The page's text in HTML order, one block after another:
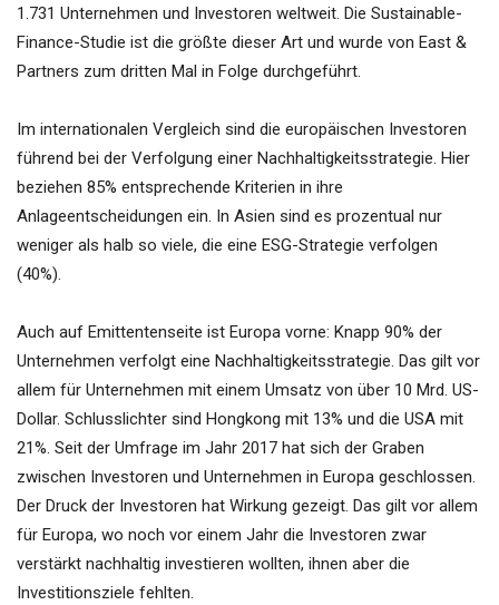
1.731 Unternehmen und Investoren weltweit. Die Sustainable-
Finance-Studie ist die größte dieser Art und wurde von East &
Partners zum dritten Mal in Folge durchgeführt.
Im internationalen Vergleich sind die europäischen Investoren
führend bei der Verfolgung einer Nachhaltigkeitsstrategie. Hier
beziehen 85% entsprechende Kriterien in ihre
Anlageentscheidungen ein. In Asien sind es prozentual nur
weniger als halb so viele, die eine ESG-Strategie verfolgen
(40%).
Auch auf Emittentenseite ist Europa vorne: Knapp 90% der
Unternehmen verfolgt eine Nachhaltigkeitsstrategie. Das gilt vor
allem für Unternehmen mit einem Umsatz von über 10 Mrd. US-
Dollar. Schlusslichter sind Hongkong mit 13% und die USA mit
21%. Seit der Umfrage im Jahr 2017 hat sich der Graben
zwischen Investoren und Unternehmen in Europa geschlossen.
Der Druck der Investoren hat Wirkung gezeigt. Das gilt vor allem
für Europa, wo noch vor einem Jahr die Investoren zwar
verstärkt nachhaltig investieren wollten, ihnen aber die
Investitionsziele fehlten.